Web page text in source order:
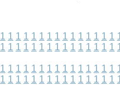
1 1 1 1 1 1 1 1 1 1 1 1 1 1 1
1 1 1 1 1 1 1 1 1 1 1 1 1 1 1
1 1 1 1 1 1 1 1 1 1 1 1 1 1 1
1 1 1 1 1 1 1 1 1 1 1 1 1 1 1